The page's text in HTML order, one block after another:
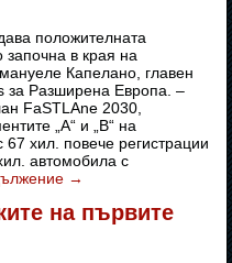
положителната
започна в края на
Капелано, главен
за Разширена Европа. –
FaSTLAne 2030,
„A“ и „B“ на
хил. повече регистрации
автомобила с
→
на първите